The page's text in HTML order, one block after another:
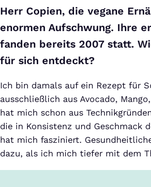
Herr Copien, die vegane
enormen Aufschwung. Ihre
fanden bereits 2007 statt.
für sich entdeckt?
Ich bin damals auf ein Rezept für
ausschließlich aus Avocado,
hat mich schon aus
die in Konsistenz und Geschmack
hat mich fasziniert.
dazu, als ich mich tiefer mit dem